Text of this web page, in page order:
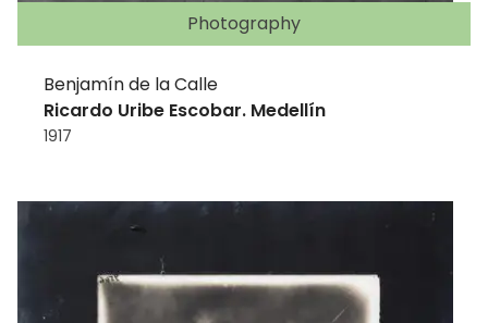
Photography
Benjamín de la Calle
Ricardo Uribe Escobar. Medellín
1917